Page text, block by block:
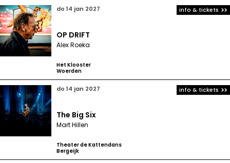
do 14 jan 2027
OP DRIFT
Alex Roeka
Het Klooster
Woerden
info & tickets
do 14 jan 2027
The Big Six
Mart Hillen
Theater de Kattendans
Bergeijk
info & tickets